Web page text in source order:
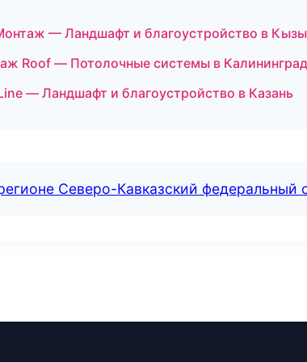
— Ландшафт и благоустройство в
Roof — Потолочные системы в Калининград
— Ландшафт и благоустройство в Казань
Северо-Кавказский федеральный